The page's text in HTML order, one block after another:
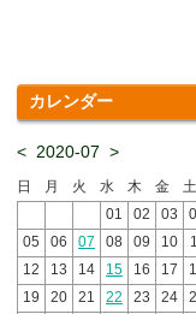
カレンダー
< 2020-07 >
日 月 火 水 木 金
土
01
02 03
05
06 07 08 09 10
12
13 14 15 16 17
19
20 21 22 23 24